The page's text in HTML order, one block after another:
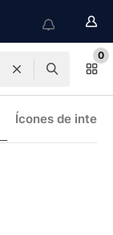
0
Ícones de